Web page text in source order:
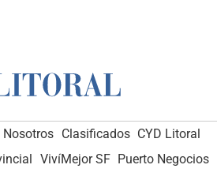
Nosotros Clasificados CYD Litoral
VivíMejor SF Puerto Negocios